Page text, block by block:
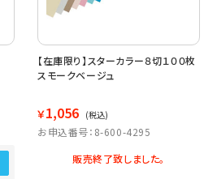
【在庫限り】スターカラー８切１００枚
スモークベージュ
￥1,056 (税込)
お申込番号：8-600-4295
販売終了致しました。